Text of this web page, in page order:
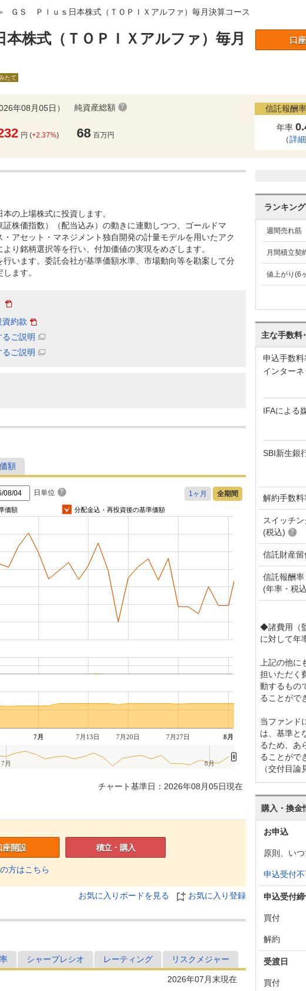
ＧＳ Ｐｌｕｓ日本株式（ＴＯＰＩＸアルファ）毎月決算コース
株式（ＴＯＰＩＸアルファ）毎月
口
たて
年08月05日）
円 (+2.37%)
純資産総額
68 百万円
信託報酬
年率
（詳細
本の上場株式に投資します。
証株価指数）（配当込み）の動きに連動しつつ、ゴールドマ
・アセット・マネジメント独自開発の計量モデルを用いたアク
より銘柄選択等を行い、付加価値の実現をめざします。
行います。委託会社が基準価額水準、市場動向等を勘案して分
ます。
約款
ご説明
ご説明
額
日単位
価額 分配金込・再投資後の基準価額
7月 7月13日 7月20日 7月27日 8月
7月 8月
チャート基準日：2026年08月05日現在
座開設
方はこちら
積立・購入
お気に入りボードを見る お気に入り登録
シャープレシオ レーティング リスクメジャー
2026年07月末現在
ランキング
週間売れ筋
月間積立契
値上がり(6
主な手数料
申込手数
インター
IFAによる
SBI新生銀
解約手数
スイッチ
(税込)
信託財産留
信託報酬率
(年率・税
◆諸費用（
に対して年
上記の他に
担いただく
動するもの
ることがで
当ファンド
は、基準と
るため、あ
ることがで
（交付目
購入・換金
お申込
原則、い
申込受付
申込受付
買付
解約
受渡日
買付